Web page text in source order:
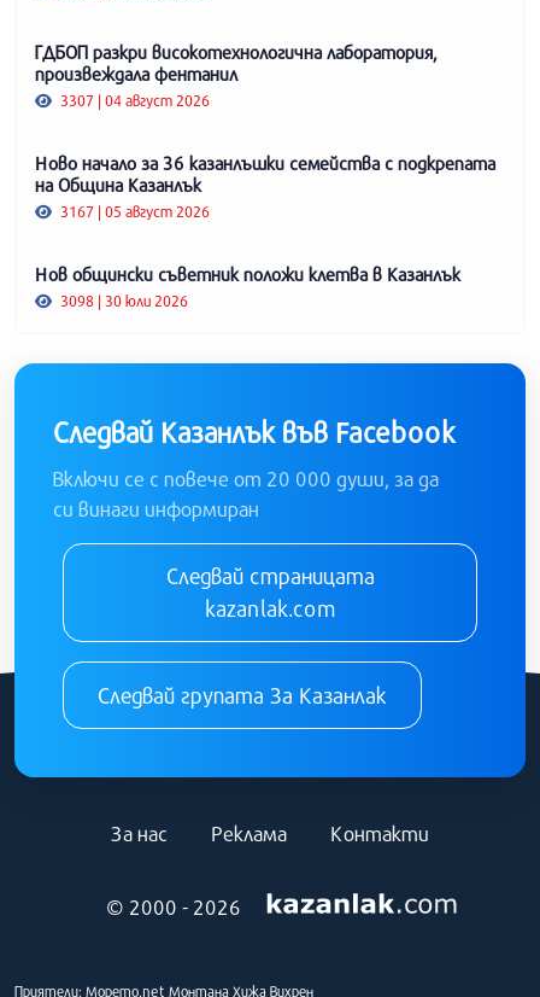
ГДБОП разкри високотехнологична лаборатория,
произвеждала фентанил
3307 | 04 август 2026
Ново начало за 36 казанлъшки семейства с подкрепата
на Община Казанлък
3167 | 05 август 2026
Нов общински съветник положи клетва в Казанлък
3098 | 30 юли 2026
Следвай Казанлък във Facebook
Включи се с повече от 20 000 души, за да
си винаги информиран
Следвай страницата
kazanlak.com
Следвай групата За Казанлак
© 2000 - 2026
За нас Реклама Контакти
Приятели: Морето.net Монтана Хижа Вихрен